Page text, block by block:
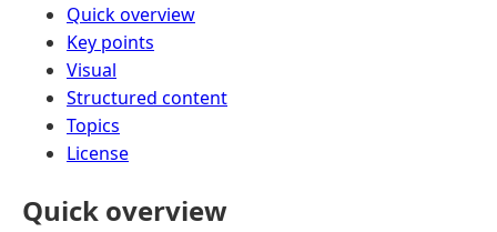
Quick overview
Key points
Visual
Structured content
Topics
License
Quick overview